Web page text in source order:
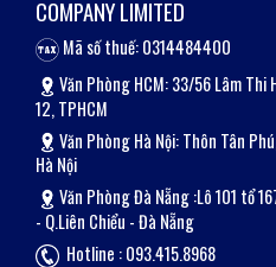
COMPANY LIMITED
Mã số thuế: 0314484400
Văn Phòng HCM: 33/56 Lâm Thi
12, TPHCM
Văn Phòng Hà Nội: Thôn Tân
Hà Nội
Văn Phòng Đà Nẵng :Lô 101 tổ
- Q.Liên Chiểu - Đà Nẵng
Hotline : 093.415.8968